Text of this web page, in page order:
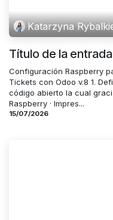
Katarzyna
Título de la
Configuración Raspberry
Tickets con Odoo v.8 1.
código abierto la cual
Raspberry · Impres...
15/07/2026